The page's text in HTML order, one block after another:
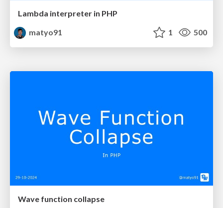
Lambda interpreter in PHP
matyo91
1 500
Wave function collapse